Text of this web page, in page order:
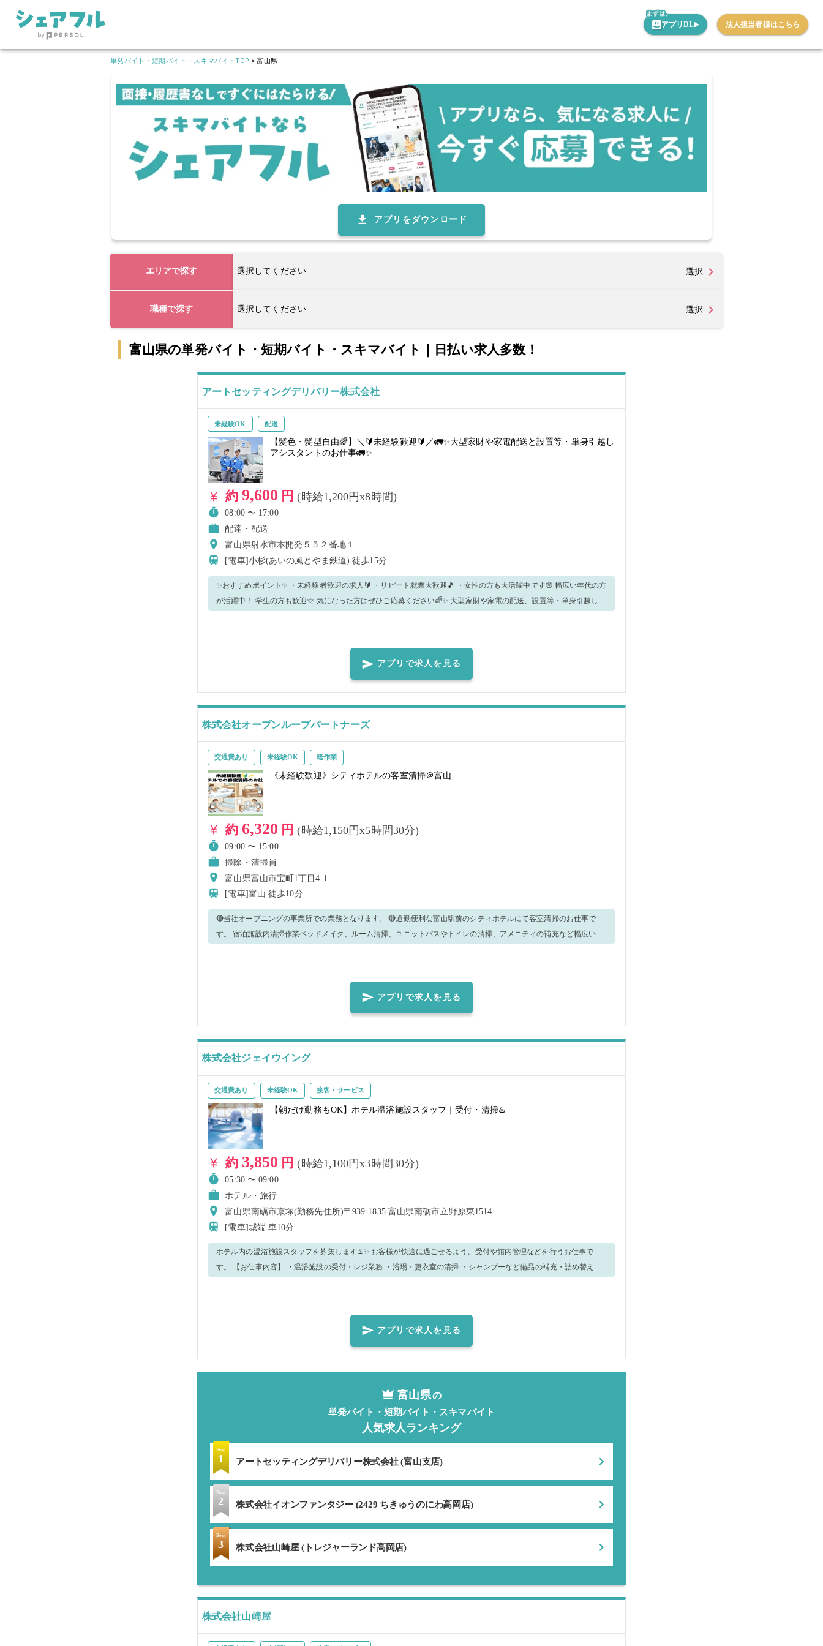
アプリDL 法人担当者様はこちら
単発バイト・短期バイト・スキマバイトTOP >富山県
アプリをダウンロード
エリアで探す 選択してください 選択
職種で探す 選択してください 選択
富山県の単発バイト・短期バイト・スキマバイト｜日払い求人多数！
アートセッティングデリバリー株式会社
未経験OK 配送
【髪色・髪型自由🌈】＼🔰未経験歓迎🔰／🚛✨大型家財や家電配送と設置等・単身引越し
アシスタントのお仕事🚛✨
約 9,600 円(時給1,200円x8時間)
08:00 〜 17:00
配達・配送
富山県射水市本開発５５２番地１
[電車]小杉(あいの風とやま鉄道)徒歩15分
✨おすすめポイント✨ ・未経験者歓迎の求人🔰 ・リピート就業大歓迎🎵 ・女性の方も大活躍中です🌸 幅広い年代の方
が活躍中！ 学生の方も歓迎☆ 気になった方はぜひご応募ください🌈✨ 大型家財や家電の配送、設置等・単身引越しの
のお仕事をお願いします。 （運転無し）🚚✨ ・状況に応じて他の業務をお願いする可能性がございます。 ・現場では
ドライバーが丁寧にレクチャーしますので、作業・配達の補助をお願いします！ ・継続的に複数の求人を掲載予定で
すので、就業可能な日があれば、是非ご応募ください！ ※作業の進捗によっては残業が発生する場合がございます。
アプリで求人を見る
株式会社オープンループパートナーズ
交通費あり 未経験OK 軽作業
《未経験歓迎》シティホテルの客室清掃＠富山
約 6,320 円(時給1,150円x5時間30分)
09:00 〜 15:00
掃除・清掃員
富山県富山市宝町1丁目4-1
[電車]富山徒歩10分
🔴当社オープニングの事業所での業務となります。 🔴通勤便利な富山駅前のシティホテルにて客室清掃のお仕事で
す。 宿泊施設内清掃作業ベッドメイク、ルーム清掃、ユニットバスやトイレの清掃、アメニティの補充など幅広い作
の清掃管理、アメニティ補充 ・ トイレ清掃 便器の中外、イレットペーパー補充及びホルダー清掃 ・ 洗面台清掃
洗面ボール洗浄及び磨き、カラン金具類の磨き、鏡磨き、什器、備品の洗浄及び補充、アメニティー補充 初めての方
でも安心してお仕事ができるように、先輩が丁寧にご説明させていただきます。
アプリで求人を見る
株式会社ジェイウイング
交通費あり 未経験OK 接客・サービス
【朝だけ勤務もOK】ホテル温浴施設スタッフ｜受付・清掃♨️
約 3,850 円(時給1,100円x3時間30分)
05:30 〜 09:00
ホテル・旅行
富山県南礪市京塚(勤務先住所)〒939-1835 富山県南砺市立野原東1514
[電車]城端車10分
ホテル内の温浴施設スタッフを募集します♨️✨ お客様が快適に過ごせるよう、受付や館内管理などを行うお仕事で
す。 【お仕事内容】 ・温浴施設の受付・レジ業務 ・浴場・更衣室の清掃 ・シャンプーなど備品の補充・詰め替え ・
が丁寧にサポートしますので、安心してスタートできます😊 ■ 勤務時間 ・5:30～9:00（営業前準備・温浴施設対応）
談ください😊 分からないことは何でも質問してください！ スタッフ全員でしっかりフォローいたします。 少しでも
気になった方は、ぜひご応募ください🌈✨
アプリで求人を見る
富山県の
単発バイト・短期バイト・スキマバイト
人気求人ランキング
Best
1 アートセッティングデリバリー株式会社 (富山支店)
Best
2 株式会社イオンファンタジー (2429 ちきゅうのにわ高岡店)
Best
3 株式会社山崎屋 (トレジャーランド高岡店)
株式会社山崎屋